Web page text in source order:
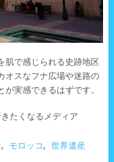
肌で感じられる史跡地区
オスなフナ広場や迷路の
実感できるはずです。
たくなるメディア
, モロッコ, 世界遺産